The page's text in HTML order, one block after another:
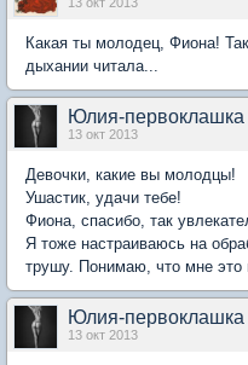
Какая ты молодец, Фиона!
дыхании читала...
Юлия-первоклашка
13 окт 2013
Девочки, какие вы молодцы!
Ушастик, удачи тебе!
Фиона, спасибо, так
Я тоже настраиваюсь на
трушу. Понимаю, что мне это
Юлия-первоклашка
13 окт 2013